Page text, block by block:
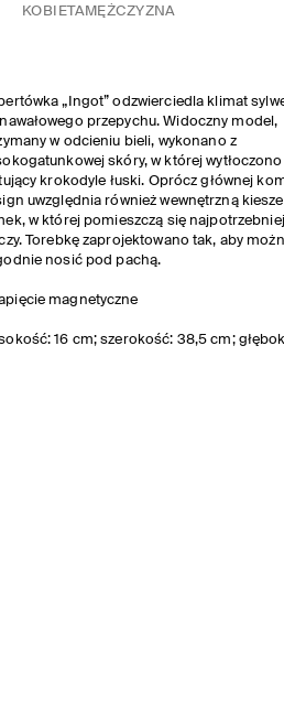
KOBIETA MĘŻCZYZNA
„Ingot” odzwierciedla klimat
przepychu. Widoczny model,
w odcieniu bieli, wykonano z
skóry, w której
krokodyle łuski. Oprócz głównej
uwzględnia również wewnętrzną
w której pomieszczą się
Torebkę zaprojektowano tak, aby
nosić pod pachą.
magnetyczne
16 cm; szerokość: 38,5 cm;